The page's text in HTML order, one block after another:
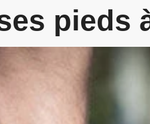
pieds